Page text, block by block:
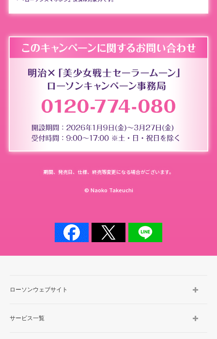
期間、発売日、仕様、終売等変更になる場合がございます。
© Naoko Takeuchi
ローソンウェブサイト
サービス一覧